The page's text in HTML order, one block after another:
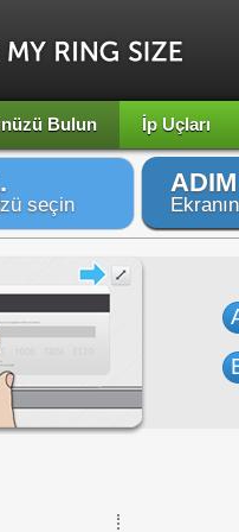
Bulun İp Uçları
seçin